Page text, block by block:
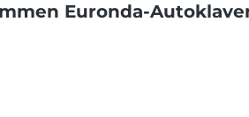
Euronda-